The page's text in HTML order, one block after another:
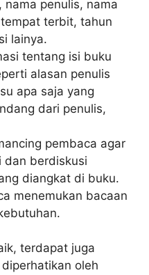
penulis, nama
terbit, tahun
lainya.
tentang isi buku
alasan penulis
apa saja yang
dari penulis,
pembaca agar
dan berdiskusi
diangkat di buku.
menemukan bacaan
terdapat juga
oleh